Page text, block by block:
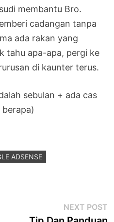
membantu Bro.
cadangan tanpa
ada rakan yang
tahu apa-apa, pergi ke
di kaunter terus.
sebulan + ada cas
ADSENSE
NEXT POST